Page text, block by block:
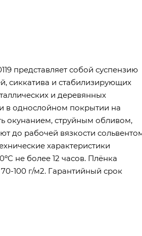
представляет собой суспензию
сиккатива и стабилизирующих
и деревянных
в однослойном покрытии на
окунанием, струйным обливом,
до рабочей вязкости
характеристики
не более 12 часов. Плёнка
100 г/м2. Гарантийный срок